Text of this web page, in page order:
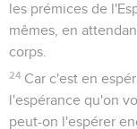
les prémices de
mêmes, en
corps.
24 Car c'est en
l'espérance qu'on
peut-on l'espérer